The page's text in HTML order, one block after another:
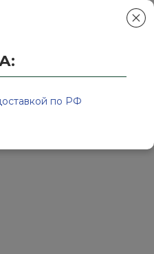
лакокрасочной продукции и
0,9л ГОСТ
по РФ